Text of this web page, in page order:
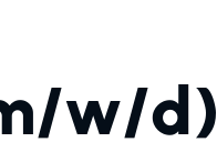
w/d)